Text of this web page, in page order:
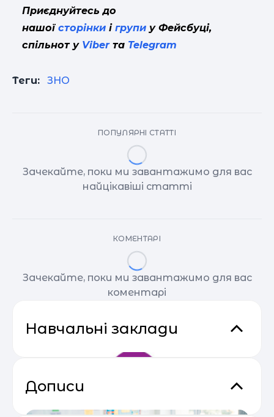
Приєднуйтесь до
нашоїсторінки ігрупи у Фейсбуці,
спільнот уViberта Telegram
Теги: ЗНО
ПОПУЛЯРНІ СТАТТІ
Зачекайте, поки ми завантажимо для вас
найцікавіші статті
КОМЕНТАРІ
Зачекайте, поки ми завантажимо для вас
коментарі
Навчальні заклади
Дописи